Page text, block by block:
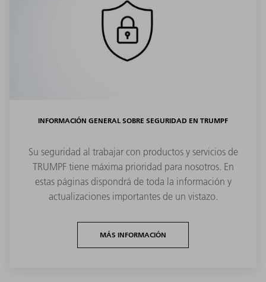
INFORMACIÓN GENERAL SOBRE SEGURIDAD EN TRUMPF
Su seguridad al trabajar con productos y servicios de
TRUMPF tiene máxima prioridad para nosotros. En
estas páginas dispondrá de toda la información y
actualizaciones importantes de un vistazo.
MÁS INFORMACIÓN